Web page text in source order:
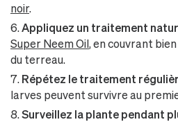
noir.
Appliquez un traitement
Super Neem Oil, en couvrant
du terreau.
Répétez le traitement
larves peuvent survivre au
Surveillez la plante pendant